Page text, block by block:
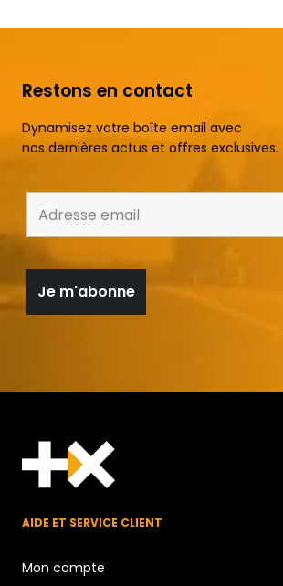
Restons en contact
Dynamisez votre boîte email avec
nos dernières actus et offres exclusives.
AIDE ET SERVICE CLIENT
Mon compte